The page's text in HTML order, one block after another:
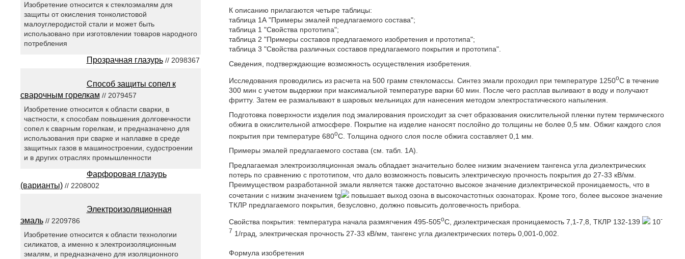
К описанию прилагаются четыре таблицы:
таблица 1А "Примеры эмалей предлагаемого состава";
таблица 1 "Свойства прототипа";
таблица 2 "Примеры составов предлагаемого изобретения и прототипа";
таблица 3 "Свойства различных составов предлагаемого покрытия и прототипа".
Сведения, подтверждающие возможность осуществления изобретения.
Исследования проводились из расчета на 500 грамм стекломассы. Синтез эмали проходил при температуре 1250oС в течение
300 мин с учетом выдержки при максимальной температуре варки 60 мин. После чего расплав выливают в воду и получают
фритту. Затем ее размалывают в шаровых мельницах для нанесения методом электростатического напыления.
Подготовка поверхности изделия под эмалирования происходит за счет образования окислительной пленки путем термического
обжига в окислительной атмосфере. Покрытие на изделие наносят послойно до толщины не более 0,5 мм. Обжиг каждого слоя
покрытия при температуре 680oС. Толщина одного слоя после обжига составляет 0,1 мм.
Примеры эмалей предлагаемого состава (см. табл. 1А).
Предлагаемая электроизоляционная эмаль обладает значительно более низким значением тангенса угла диэлектрических
потерь по сравнению с прототипом, что дало возможность повысить электрическую прочность покрытия до 27-33 кВ/мм.
Преимуществом разработанной эмали является также достаточно высокое значение диэлектрической проницаемость, что в
сочетании с низким значением tg
повышает выход озона в высокочастотных озонаторах. Кроме того, более высокое значение
ТКЛР предлагаемого покрытия, безусловно, должно повысить долговечность прибора.
Свойства покрытия: температура начала размягчения 495-505oС, диэлектрическая проницаемость 7,1-7,8, ТКЛР 132-139 10-
7 1/град, электрическая прочность 27-33 кВ/мм, тангенс угла диэлектрических потерь 0,001-0,002.
Формула изобретения
Изобретение относится к стеклоэмалям для
защиты от окисления тонколистовой
малоуглеродистой стали и может быть
использовано при изготовлении товаров народного
потребления
Прозрачная глазурь// 2098367
Способ защиты сопел к
сварочным горелкам // 2079457
Изобретение относится к области сварки, в
частности, к способам повышения долговечности
сопел к сварным горелкам, и предназначено для
использования при сварке и наплавке в среде
защитных газов в машиностроении, судостроении
и в других отраслях промышленности
Фарфоровая глазурь
(варианты)// 2208002
Электроизоляционная
эмаль// 2209786
Изобретение относится к области технологии
силикатов, а именно к электроизоляционным
эмалям, и предназначено для изоляционного